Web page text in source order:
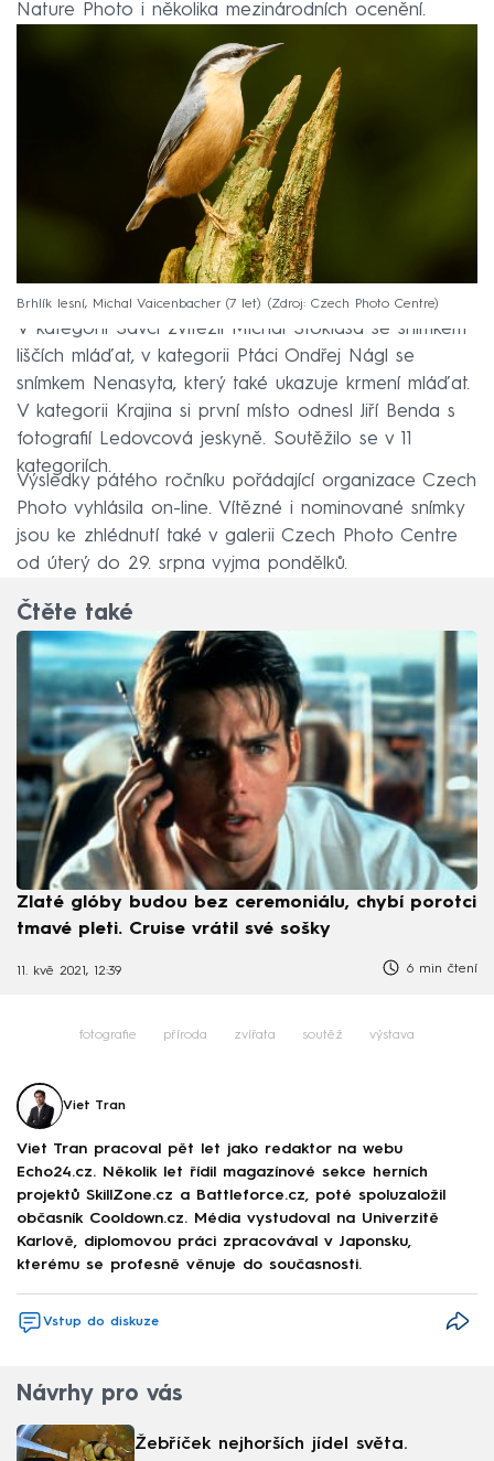
Nature Photo i několika mezinárodních ocenění.
Brhlík lesní, Michal Vaicenbacher (7 let) Zdroj: Czech Photo Centre
V kategorii Savci zvítězil Michal Stoklasa se snímkem
liščích mláďat, v kategorii Ptáci Ondřej Nágl se
snímkem Nenasyta, který také ukazuje krmení mláďat.
V kategorii Krajina si první místo odnesl Jiří Benda s
fotografií Ledovcová jeskyně. Soutěžilo se v 11
kategoriích.
Výsledky pátého ročníku pořádající organizace Czech
Photo vyhlásila on-line. Vítězné i nominované snímky
jsou ke zhlédnutí také v galerii Czech Photo Centre
od úterý do 29. srpna vyjma pondělků.
Čtěte také
Zlaté glóby budou bez ceremoniálu, chybí porotci
tmavé pleti. Cruise vrátil své sošky
11. kvě 2021, 12:39 6 min čtení
fotografie příroda zvířata soutěž výstava
Viet Tran
Viet Tran pracoval pět let jako redaktor na webu
Echo24.cz. Několik let řídil magazínové sekce herních
projektů SkillZone.cz a Battleforce.cz, poté spoluzaložil
občasník Cooldown.cz. Média vystudoval na Univerzitě
Karlově, diplomovou práci zpracovával v Japonsku,
kterému se profesně věnuje do současnosti.
Vstup do diskuze
Návrhy pro vás
Žebříček nejhorších jídel světa.